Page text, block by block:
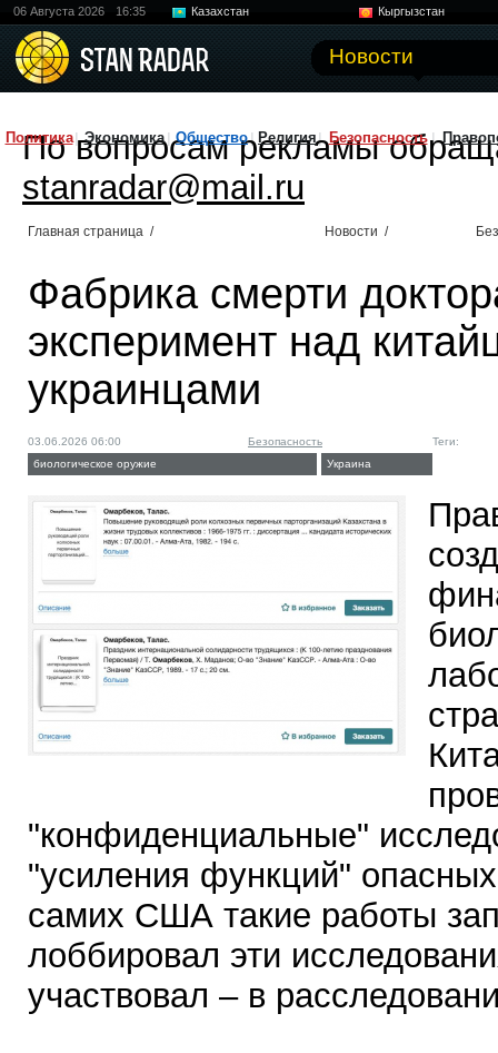
06 Августа 2026 16:35 Казахстан
Кыргызстан
Новости
Политика Экономика Общество Религия Безопасность
По вопросам рекламы
stanradar@mail.ru
Главная страница / Новости /
Фабрика смерти
эксперимент над
украинцами
03.06.2026 06:00 Безопасность
Теги:
биологическое оружие
Украина
"конфиденциальные"
"усиления функций"
самих США такие работы
лоббировал эти
участвовал – в